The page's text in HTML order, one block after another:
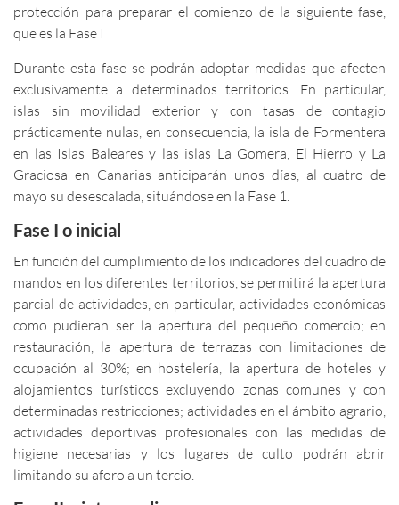
protección para preparar el comienzo de la siguiente fase,
que es la Fase I
Durante esta fase se podrán adoptar medidas que afecten
exclusivamente a determinados territorios. En particular,
islas sin movilidad exterior y con tasas de contagio
prácticamente nulas, en consecuencia, la isla de Formentera
en las Islas Baleares y las islas La Gomera, El Hierro y La
Graciosa en Canarias anticiparán unos días, al cuatro de
mayo su desescalada, situándose en la Fase 1.
Fase I o inicial
En función del cumplimiento de los indicadores del cuadro de
mandos en los diferentes territorios, se permitirá la apertura
parcial de actividades, en particular, actividades económicas
como pudieran ser la apertura del pequeño comercio; en
restauración, la apertura de terrazas con limitaciones de
ocupación al 30%; en hostelería, la apertura de hoteles y
alojamientos turísticos excluyendo zonas comunes y con
determinadas restricciones; actividades en el ámbito agrario,
actividades deportivas profesionales con las medidas de
higiene necesarias y los lugares de culto podrán abrir
limitando su aforo a un tercio.